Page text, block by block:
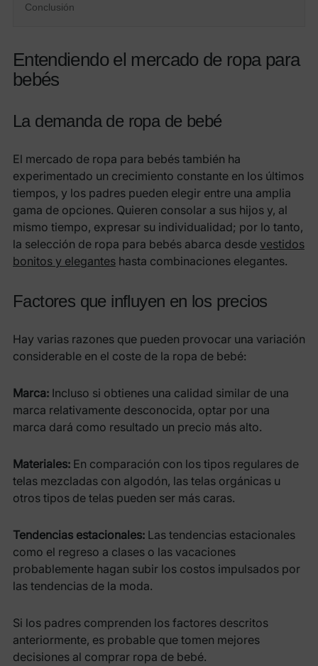
Conclusión
Entendiendo el mercado de ropa para
bebés
La demanda de ropa de bebé
El mercado de ropa para bebés también ha
experimentado un crecimiento constante en los últimos
tiempos, y los padres pueden elegir entre una amplia
gama de opciones. Quieren consolar a sus hijos y, al
mismo tiempo, expresar su individualidad; por lo tanto,
la selección de ropa para bebés abarca desde vestidos
bonitos y elegantes hasta combinaciones elegantes.
Factores que influyen en los precios
Hay varias razones que pueden provocar una variación
considerable en el coste de la ropa de bebé:
Marca: Incluso si obtienes una calidad similar de una
marca relativamente desconocida, optar por una
marca dará como resultado un precio más alto.
Materiales: En comparación con los tipos regulares de
telas mezcladas con algodón, las telas orgánicas u
otros tipos de telas pueden ser más caras.
Tendencias estacionales: Las tendencias estacionales
como el regreso a clases o las vacaciones
probablemente hagan subir los costos impulsados ​​por
las tendencias de la moda.
Si los padres comprenden los factores descritos
anteriormente, es probable que tomen mejores
decisiones al comprar ropa de bebé.